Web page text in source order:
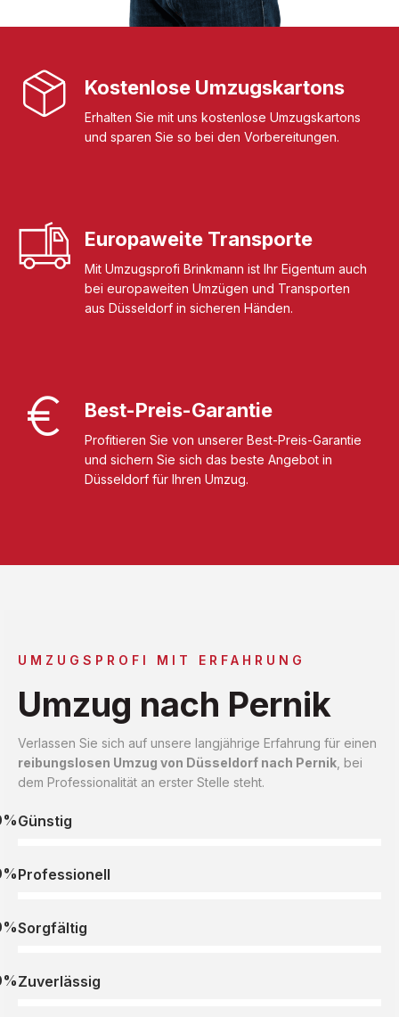
Kostenlose Umzugskartons
Erhalten Sie mit uns kostenlose Umzugskartons
und sparen Sie so bei den Vorbereitungen.
Europaweite Transporte
Mit Umzugsprofi Brinkmann ist Ihr Eigentum auch
bei europaweiten Umzügen und Transporten
aus Düsseldorf in sicheren Händen.
Best-Preis-Garantie
Profitieren Sie von unserer Best-Preis-Garantie
und sichern Sie sich das beste Angebot in
Düsseldorf für Ihren Umzug.
UMZUGSPROFI MIT ERFAHRUNG
Umzug nach Pernik
Verlassen Sie sich auf unsere langjährige Erfahrung für einen
reibungslosen Umzug von Düsseldorf nach Pernik , bei
dem Professionalität an erster Stelle steht.
Günstig
Professionell
Sorgfältig
Zuverlässig